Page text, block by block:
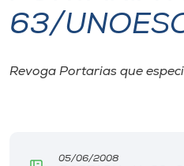
I.nova
Diplomados
63/
Revoga Portarias que
05/06/2008